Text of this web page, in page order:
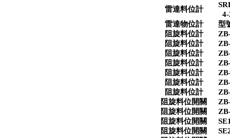
雷達料位計
雷達物位計
型
阻旋料位計
阻旋料位計
阻旋料位計
阻旋料位計
阻旋料位計
阻旋料位計
阻旋料位計
阻旋料位開關
阻旋料位開關
阻旋料位開關
阻旋料位開關